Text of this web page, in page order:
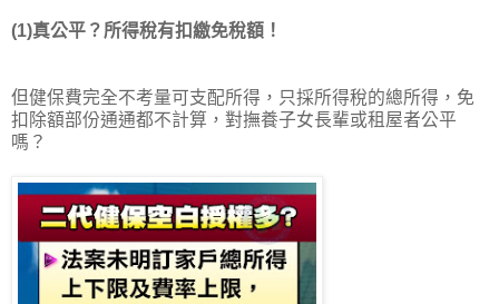
(1)真公平？所得稅有扣繳免稅額！
但健保費完全不考量可支配所得，只採所得稅的總所得，免
扣除額部份通通都不計算，對撫養子女長輩或租屋者公平
嗎？